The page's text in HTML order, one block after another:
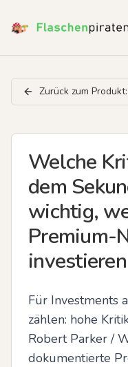
Zurück zum
Welche
dem
wichtig,
Premium-
Für Investments
zählen: hohe
Robert Parker /
dokumentierte